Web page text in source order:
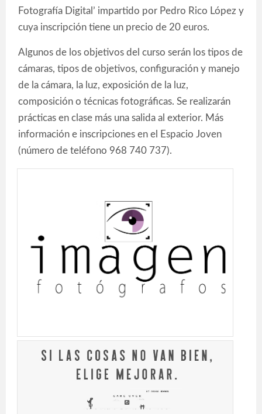
Fotografía Digital’ impartido por Pedro Rico López y
cuya inscripción tiene un precio de 20 euros.
Algunos de los objetivos del curso serán los tipos de
cámaras, tipos de objetivos, configuración y manejo
de la cámara, la luz, exposición de la luz,
composición o técnicas fotográficas. Se realizarán
prácticas en clase más una salida al exterior. Más
información e inscripciones en el Espacio Joven
(número de teléfono 968 740 737).